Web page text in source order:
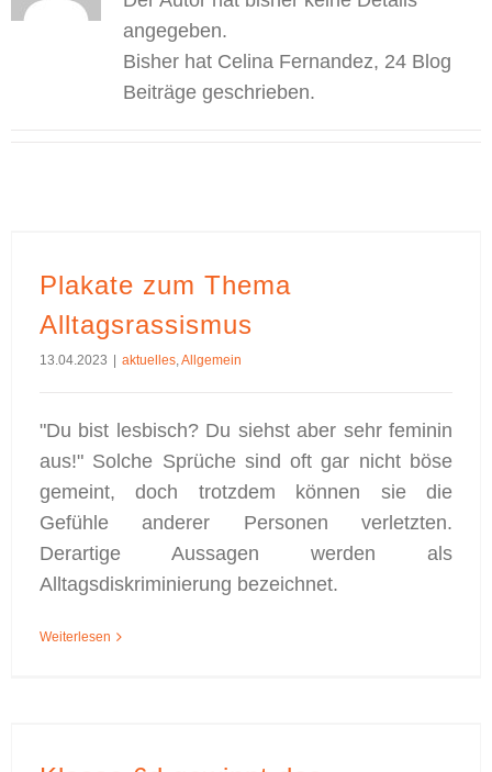
angegeben.
Bisher hat Celina Fernandez, 24 Blog
Beiträge geschrieben.
Plakate zum Thema
Alltagsrassismus
13.04.2023 aktuelles,Allgemein
"Du bist lesbisch? Du siehst aber sehr feminin
aus!" Solche Sprüche sind oft gar nicht böse
gemeint, doch trotzdem können sie die
Gefühle anderer Personen verletzten.
Derartige Aussagen werden als
Alltagsdiskriminierung bezeichnet.
Weiterlesen